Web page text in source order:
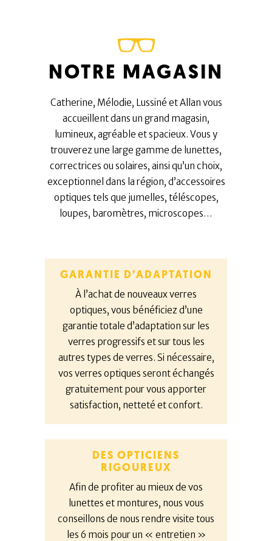
NOTRE MAGASIN
Catherine, Mélodie, Lussiné et Allan vous
accueillent dans un grand magasin,
lumineux, agréable et spacieux. Vous y
trouverez une large gamme de lunettes,
correctrices ou solaires, ainsi qu’un choix,
exceptionnel dans la région, d’accessoires
optiques tels que jumelles, téléscopes,
loupes, baromètres, microscopes…
GARANTIE D’ADAPTATION
À l’achat de nouveaux verres
optiques, vous bénéficiez d’une
garantie totale d’adaptation sur les
verres progressifs et sur tous les
autres types de verres. Si nécessaire,
vos verres optiques seront échangés
gratuitement pour vous apporter
satisfaction, netteté et confort.
DES OPTICIENS
RIGOUREUX
Afin de profiter au mieux de vos
lunettes et montures, nous vous
conseillons de nous rendre visite tous
les 6 mois pour un « entretien »